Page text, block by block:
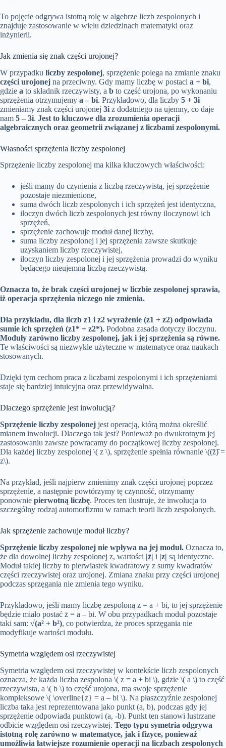
To pojęcie odgrywa istotną rolę w algebrze liczb zespolonych i
znajduje zastosowanie w wielu dziedzinach matematyki oraz
inżynierii.
Jak zmienia się znak części urojonej?
W przypadku liczby zespolonej, sprzężenie polega na zmianie znaku
części urojonej na przeciwny. Gdy mamy liczbę w postaci a + bi,
gdzie a to składnik rzeczywisty, a b to część urojona, po wykonaniu
sprzężenia otrzymujemy a – bi. Przykładowo, dla liczby 5 + 3i
zmieniamy znak części urojonej 3i z dodatniego na ujemny, co daje
nam 5 – 3i. Jest to kluczowe dla zrozumienia operacji
algebraicznych oraz geometrii związanej z liczbami zespolonymi.
Własności sprzężenia liczby zespolonej
Sprzężenie liczby zespolonej ma kilka kluczowych właściwości:
jeśli mamy do czynienia z liczbą rzeczywistą, jej sprzężenie
pozostaje niezmienione,
suma dwóch liczb zespolonych i ich sprzężeń jest identyczna,
iloczyn dwóch liczb zespolonych jest równy iloczynowi ich
sprzężeń,
sprzężenie zachowuje moduł danej liczby,
suma liczby zespolonej i jej sprzężenia zawsze skutkuje
uzyskaniem liczby rzeczywistej,
iloczyn liczby zespolonej i jej sprzężenia prowadzi do wyniku
będącego nieujemną liczbą rzeczywistą.
Oznacza to, że brak części urojonej w liczbie zespolonej sprawia,
iż operacja sprzężenia niczego nie zmienia.
Dla przykładu, dla liczb z1 i z2 wyrażenie (z1 + z2) odpowiada
sumie ich sprzężeń (z1* + z2*). Podobna zasada dotyczy iloczynu.
Moduły zarówno liczby zespolonej, jak i jej sprzężenia są równe.
Te właściwości są niezwykle użyteczne w matematyce oraz naukach
stosowanych.
Dzięki tym cechom praca z liczbami zespolonymi i ich sprzężeniami
staje się bardziej intuicyjna oraz przewidywalna.
Dlaczego sprzężenie jest inwolucją?
Sprzężenie liczby zespolonej jest operacją, którą można określić
mianem inwolucji. Dlaczego tak jest? Ponieważ po dwukrotnym jej
zastosowaniu zawsze powracamy do początkowej liczby zespolonej.
Dla każdej liczby zespolonej \( z \), sprzężenie spełnia równanie \((z̄)̄ =
z\).
Na przykład, jeśli najpierw zmienimy znak części urojonej poprzez
sprzężenie, a następnie powtórzymy tę czynność, otrzymamy
ponownie pierwotną liczbę. Proces ten ilustruje, że inwolucja to
szczególny rodzaj automorfizmu w ramach teorii liczb zespolonych.
Jak sprzężenie zachowuje moduł liczby?
Sprzężenie liczby zespolonej nie wpływa na jej moduł. Oznacza to,
że dla dowolnej liczby zespolonej z, wartości |z̄| i |z| są identyczne.
Moduł takiej liczby to pierwiastek kwadratowy z sumy kwadratów
części rzeczywistej oraz urojonej. Zmiana znaku przy części urojonej
podczas sprzęgania nie zmienia tego wyniku.
Przykładowo, jeśli mamy liczbę zespoloną z = a + bi, to jej sprzężenie
będzie miało postać z̄ = a – bi. W obu przypadkach moduł pozostaje
taki sam: √(a² + b²), co potwierdza, że proces sprzęgania nie
modyfikuje wartości modułu.
Symetria względem osi rzeczywistej
Symetria względem osi rzeczywistej w kontekście liczb zespolonych
oznacza, że każda liczba zespolona \( z = a + bi \), gdzie \( a \) to część
rzeczywista, a \( b \) to część urojona, ma swoje sprzężenie
kompleksowe \( \overline{z} = a – bi \). Na płaszczyźnie zespolonej
liczba taka jest reprezentowana jako punkt (a, b), podczas gdy jej
sprzężenie odpowiada punktowi (a, -b). Punkt ten stanowi lustrzane
odbicie względem osi rzeczywistej. Tego typu symetria odgrywa
istotną rolę zarówno w matematyce, jak i fizyce, ponieważ
umożliwia łatwiejsze rozumienie operacji na liczbach zespolonych